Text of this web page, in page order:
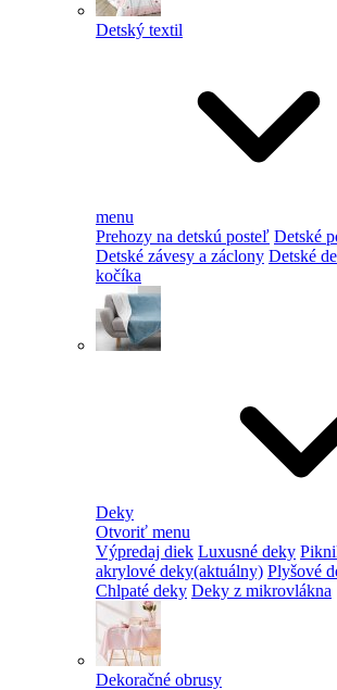
Detský textil
menu
Prehozy na detskú posteľ Detské
Detské závesy a záclony Detské
kočíka
Deky
Otvoriť menu
Výpredaj diek Luxusné deky
akrylové deky(aktuálny) Plyšové
Chlpaté deky Deky z mikrovlákna
Dekoračné obrusy